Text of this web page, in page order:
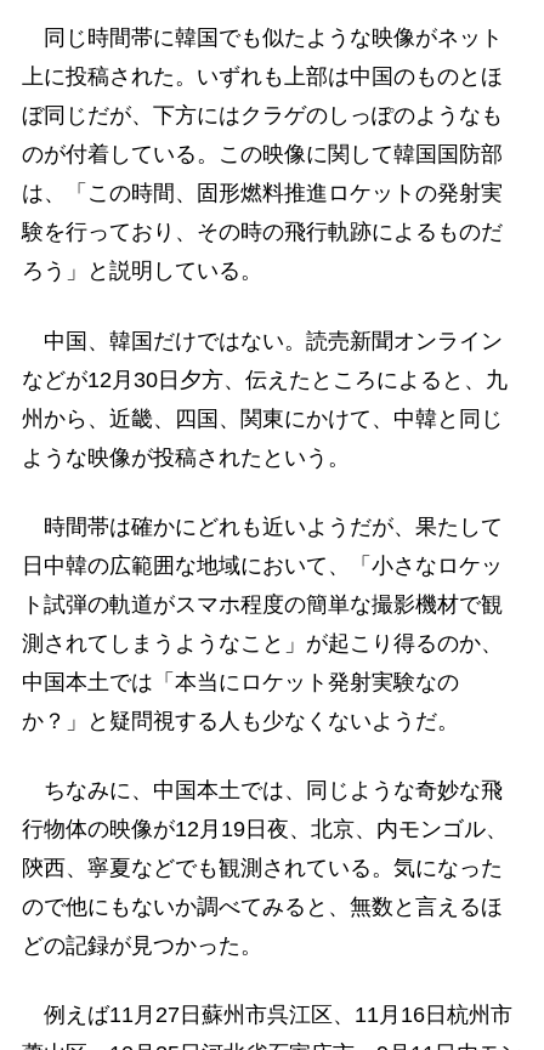
同じ時間帯に韓国でも似たような映像がネット
上に投稿された。いずれも上部は中国のものとほ
ぼ同じだが、下方にはクラゲのしっぽのようなも
のが付着している。この映像に関して韓国国防部
は、「この時間、固形燃料推進ロケットの発射実
験を行っており、その時の飛行軌跡によるものだ
ろう」と説明している。
中国、韓国だけではない。読売新聞オンライン
などが12月30日夕方、伝えたところによると、九
州から、近畿、四国、関東にかけて、中韓と同じ
ような映像が投稿されたという。
時間帯は確かにどれも近いようだが、果たして
日中韓の広範囲な地域において、「小さなロケッ
ト試弾の軌道がスマホ程度の簡単な撮影機材で観
測されてしまうようなこと」が起こり得るのか、
中国本土では「本当にロケット発射実験なの
か？」と疑問視する人も少なくないようだ。
ちなみに、中国本土では、同じような奇妙な飛
行物体の映像が12月19日夜、北京、内モンゴル、
陝西、寧夏などでも観測されている。気になった
ので他にもないか調べてみると、無数と言えるほ
どの記録が見つかった。
例えば11月27日蘇州市呉江区、11月16日杭州市